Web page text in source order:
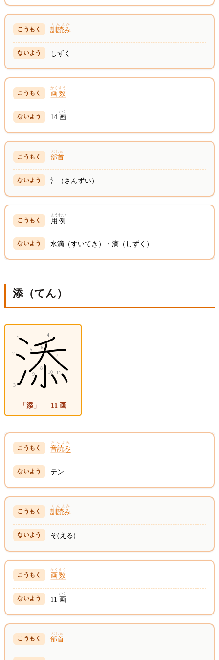
訓読み
くんよみ
しずく
画数
かくすう
14 画
かく
部首
ぶしゅ
氵（さんずい）
用例
ようれい
水滴（すいてき）・滴（しずく）
添（てん）
「添」 — 11 画
音読み
おんよみ
テン
訓読み
くんよみ
そ(える)
画数
かくすう
11画
かく
部首
ぶしゅ